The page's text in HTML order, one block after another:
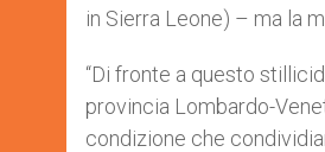
in Sierra Leone) – ma la
“Di fronte a questo
provincia Lombardo-
condizione che